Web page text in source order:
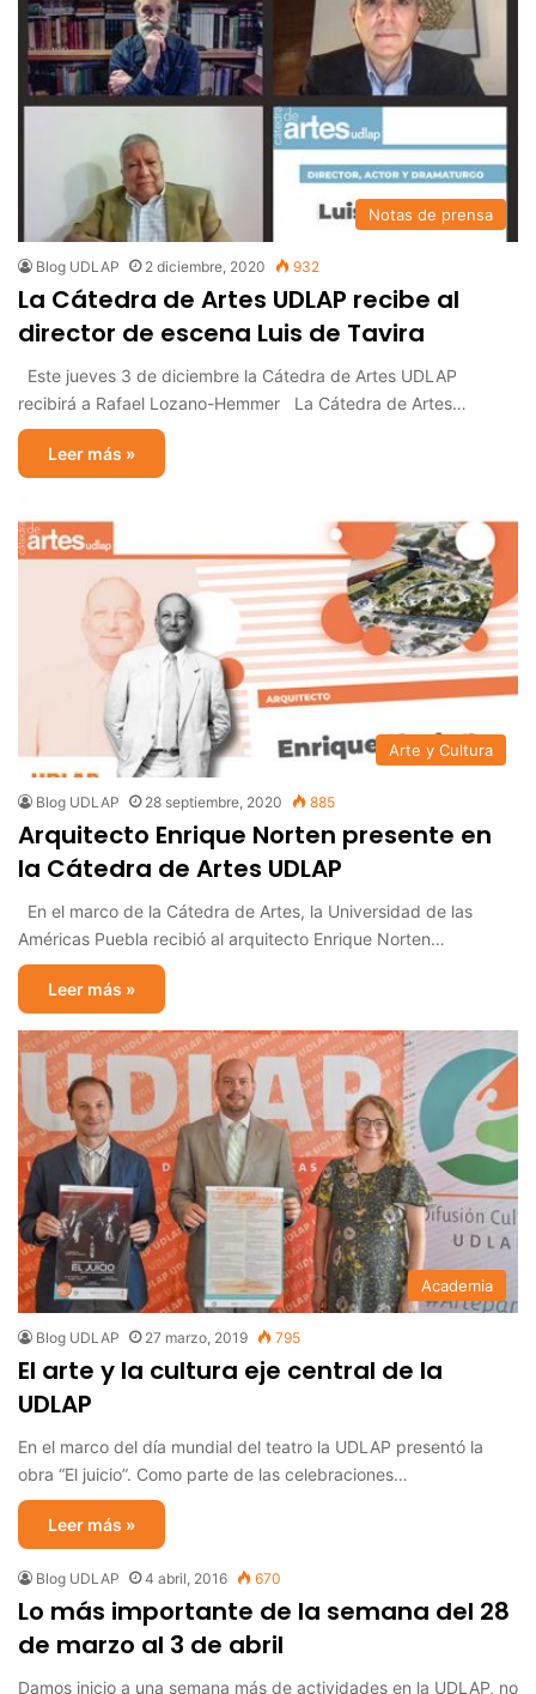
Notas de prensa
Blog UDLAP 2 diciembre, 2020 932
La Cátedra de Artes UDLAP recibe al
director de escena Luis de Tavira
Este jueves 3 de diciembre la Cátedra de Artes UDLAP
recibirá a Rafael Lozano-Hemmer La Cátedra de Artes…
Leer más »
Arte y Cultura
Blog UDLAP 28 septiembre, 2020 885
Arquitecto Enrique Norten presente en
la Cátedra de Artes UDLAP
En el marco de la Cátedra de Artes, la Universidad de las
Américas Puebla recibió al arquitecto Enrique Norten…
Leer más »
Academia
Blog UDLAP 27 marzo, 2019 795
El arte y la cultura eje central de la
UDLAP
En el marco del día mundial del teatro la UDLAP presentó la
obra “El juicio”. Como parte de las celebraciones…
Leer más »
Blog UDLAP 4 abril, 2016 670
Lo más importante de la semana del 28
de marzo al 3 de abril
Damos inicio a una semana más de actividades en la UDLAP, no